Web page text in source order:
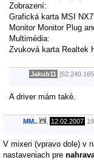
Zobrazení:
Grafická karta MSI
Monitor Monitor Plug
Multimédia:
Zvuková karta Realtek
Jakub11
A driver mám také.
MM.. 12.02.2007
V mixeri (vpravo dole) v
nastaveniach pre